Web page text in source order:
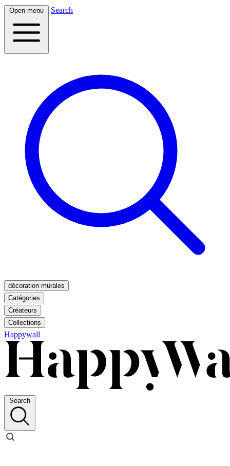
Open menu Search
décoration murales
Catégories
Créateurs
Collections
Happywall
Search